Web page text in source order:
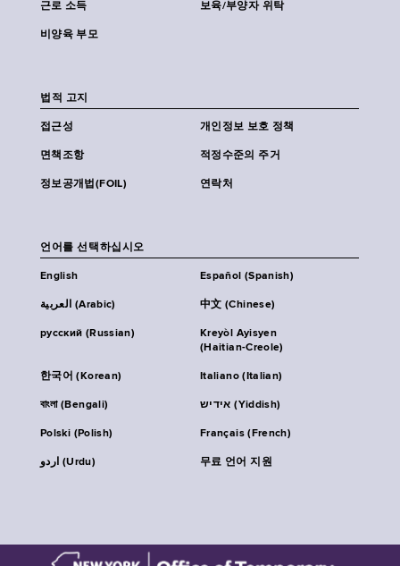
근로 소득 보육/부양자 위탁
비양육 부모
법적 고지
접근성 개인정보 보호 정책
면책조항 적정수준의 주거
정보공개법(FOIL) 연락처
언어를 선택하십시오
English Español (Spanish)
العربية (Arabic) 中文 (Chinese)
русский (Russian)
Kreyòl Ayisyen
(Haitian-Creole)
한국어 (Korean) Italiano (Italian)
বাংলা (Bengali) אידיש (Yiddish)
Polski (Polish) Français (French)
اردو (Urdu) 무료 언어 지원